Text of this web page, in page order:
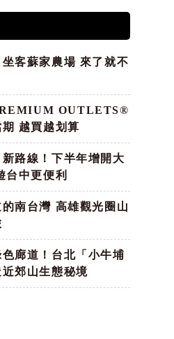
客蘇家農場 來了就不
OUTLETS®
越買越划算
路線！下半年增開大
台中更便利
南台灣 高雄觀光圈山
廊道！台北「小牛埔
郊山生態秘境